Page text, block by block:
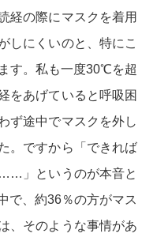
経の際にマスクを着用
しにくいのと、特にこ
す。私も一度30℃を超
をあげていると呼吸困
ず途中でマスクを外し
。ですから「できれば
」というのが本音と
で、約36％の方がマス
、そのような事情があ